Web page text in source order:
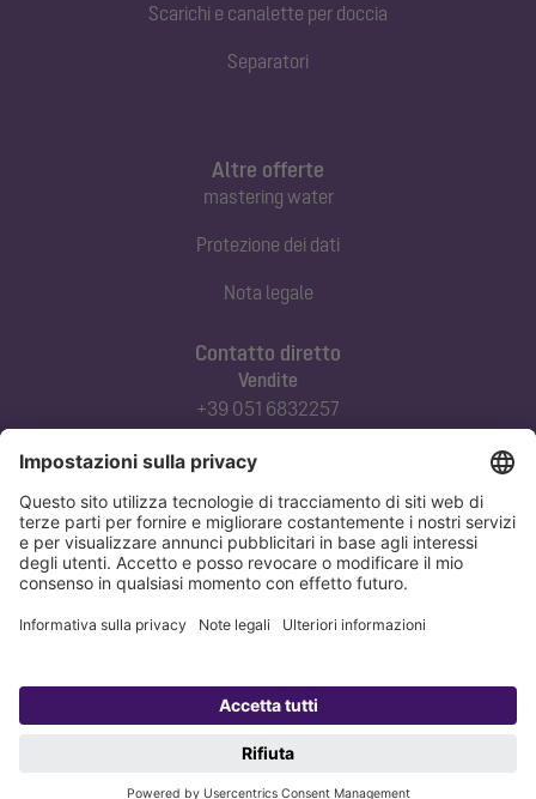
Scarichi e canalette per doccia
Separatori
Contatto diretto
Vendite
+39 051 6832257
+39 342-8970379
assistenza@kessel-italia.it
Altre offerte
mastering water
Protezione dei dati
Nota legale
Copyright 1998-2026 KESSEL SE + Co. KG, Bahnhofstraße 31, 85101 Lenting,
Protezione dei dati Nota legale